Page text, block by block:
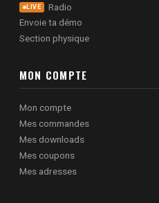
LIVE
Radio
Envoie ta démo
Section physique
MON COMPTE
Mon compte
Mes commandes
Mes downloads
Mes coupons
Mes adresses